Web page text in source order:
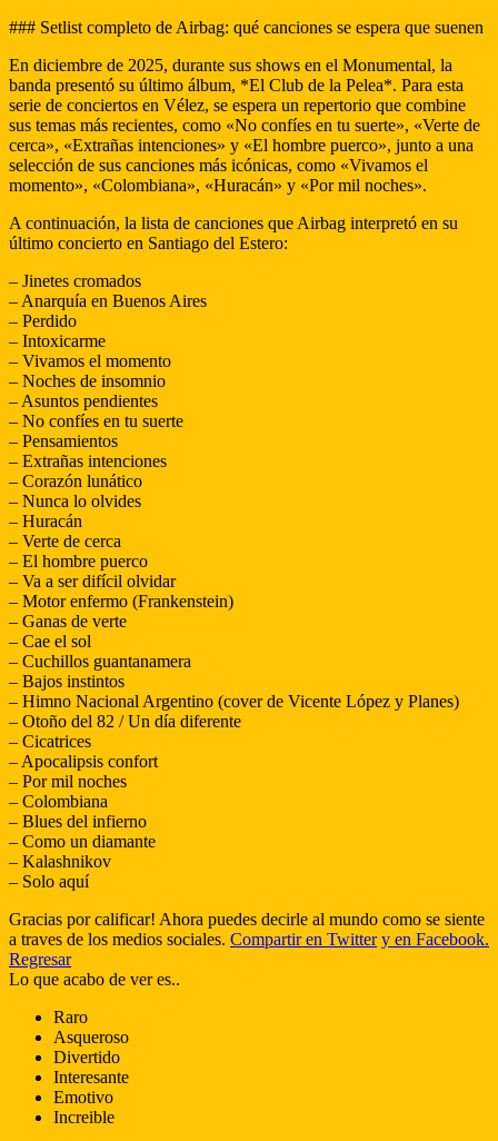
### Setlist completo de Airbag: qué canciones se espera que suenen
En diciembre de 2025, durante sus shows en el Monumental, la
banda presentó su último álbum, *El Club de la Pelea*. Para esta
serie de conciertos en Vélez, se espera un repertorio que combine
sus temas más recientes, como «No confíes en tu suerte», «Verte de
cerca», «Extrañas intenciones» y «El hombre puerco», junto a una
selección de sus canciones más icónicas, como «Vivamos el
momento», «Colombiana», «Huracán» y «Por mil noches».
A continuación, la lista de canciones que Airbag interpretó en su
último concierto en Santiago del Estero:
– Jinetes cromados
– Anarquía en Buenos Aires
– Perdido
– Intoxicarme
– Vivamos el momento
– Noches de insomnio
– Asuntos pendientes
– No confíes en tu suerte
– Pensamientos
– Extrañas intenciones
– Corazón lunático
– Nunca lo olvides
– Huracán
– Verte de cerca
– El hombre puerco
– Va a ser difícil olvidar
– Motor enfermo (Frankenstein)
– Ganas de verte
– Cae el sol
– Cuchillos guantanamera
– Bajos instintos
– Himno Nacional Argentino (cover de Vicente López y Planes)
– Otoño del 82 / Un día diferente
– Cicatrices
– Apocalipsis confort
– Por mil noches
– Colombiana
– Blues del infierno
– Como un diamante
– Kalashnikov
– Solo aquí
Gracias por calificar! Ahora puedes decirle al mundo como se siente
a traves de los medios sociales. Compartir en Twitter y en Facebook.
Regresar
Lo que acabo de ver es..
Raro
Asqueroso
Divertido
Interesante
Emotivo
Increible